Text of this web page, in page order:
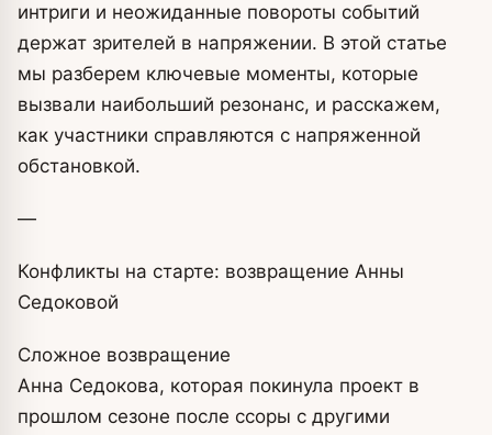
интриги и неожиданные повороты событий
держат зрителей в напряжении. В этой статье
мы разберем ключевые моменты, которые
вызвали наибольший резонанс, и расскажем,
как участники справляются с напряженной
обстановкой.
—
Конфликты на старте: возвращение Анны
Седоковой
Сложное возвращение
Анна Седокова, которая покинула проект в
прошлом сезоне после ссоры с другими